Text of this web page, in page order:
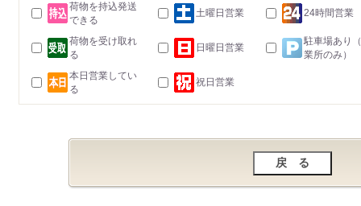
荷物を持込発送
できる
土曜日営業 24時間営業
荷物を受け取れ
る
日曜日営業
駐車場あり
業所のみ）
本日営業してい
る
祝日営業